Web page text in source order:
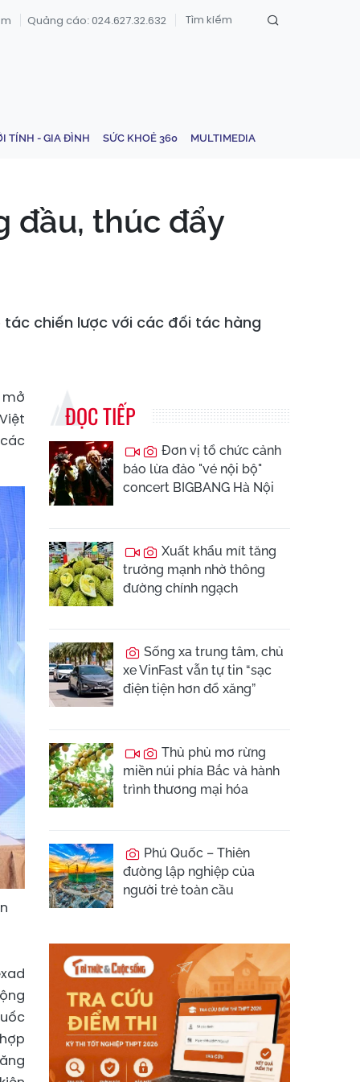
Quảng cáo: 024.627.32.632
TÍNH - GIA ĐÌNH SỨC KHOẺ 360 MULTIMEDIA
đầu, thúc đẩy
tác chiến lược với các đối tác hàng
ĐỌC TIẾP
Đơn vị tổ chức cảnh
báo lừa đảo "vé nội bộ"
concert BIGBANG Hà Nội
Xuất khẩu mít tăng
trưởng mạnh nhờ thông
đường chính ngạch
Sống xa trung tâm, chủ
xe VinFast vẫn tự tin “sạc
điện tiện hơn đổ xăng”
Thủ phủ mơ rừng
miền núi phía Bắc và hành
trình thương mại hóa
Phú Quốc – Thiên
đường lập nghiệp của
người trẻ toàn cầu